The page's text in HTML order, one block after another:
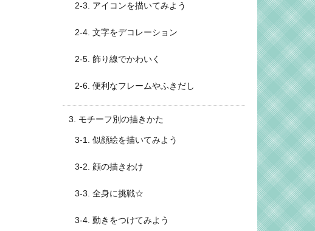
2-3. アイコンを描いてみよう
2-4. 文字をデコレーション
2-5. 飾り線でかわいく
2-6. 便利なフレームやふきだし
3. モチーフ別の描きかた
3-1. 似顔絵を描いてみよう
3-2. 顔の描きわけ
3-3. 全身に挑戦☆
3-4. 動きをつけてみよう